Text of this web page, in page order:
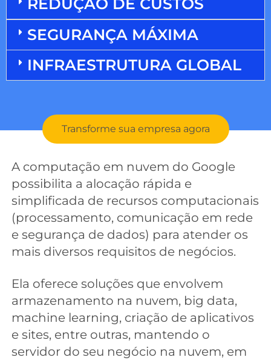
SEGURANÇA MÁXIMA
INFRAESTRUTURA GLOBAL
Transforme sua empresa agora
A computação em nuvem do Google
possibilita a alocação rápida e
simplificada de recursos computacionais
(processamento, comunicação em rede
e segurança de dados) para atender os
mais diversos requisitos de negócios.
Ela oferece soluções que envolvem
armazenamento na nuvem, big data,
machine learning, criação de aplicativos
e sites, entre outras, mantendo o
servidor do seu negócio na nuvem, em